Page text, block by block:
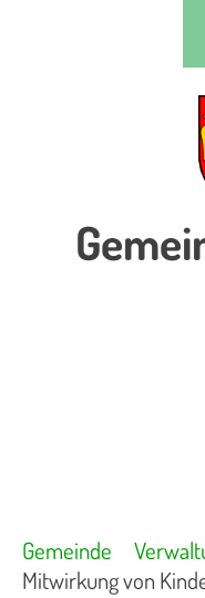
Gemeinde
Mitwirkung von